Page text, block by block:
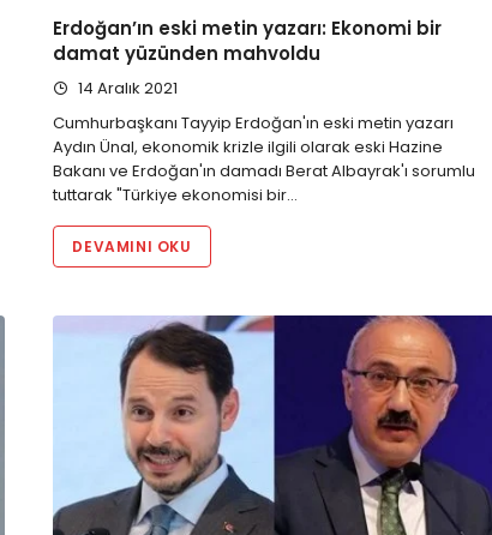
Erdoğan’ın eski metin yazarı: Ekonomi bir
damat yüzünden mahvoldu
14 Aralık 2021
Cumhurbaşkanı Tayyip Erdoğan'ın eski metin yazarı
Aydın Ünal, ekonomik krizle ilgili olarak eski Hazine
Bakanı ve Erdoğan'ın damadı Berat Albayrak'ı sorumlu
tuttarak "Türkiye ekonomisi bir…
DEVAMINI OKU